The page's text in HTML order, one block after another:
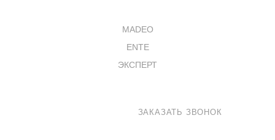
MADEO
ENTE
ЭКСПЕРТ
ЗАКАЗАТЬ ЗВОНОК